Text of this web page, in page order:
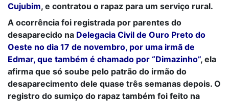
Cujubim, e contratou o rapaz para um serviço rural.
A ocorrência foi registrada por parentes do
desaparecido na Delegacia Civil de Ouro Preto do
Oeste no dia 17 de novembro, por uma irmã de
Edmar, que também é chamado por “Dimazinho”, ela
afirma que só soube pelo patrão do irmão do
desaparecimento dele quase três semanas depois. O
registro do sumiço do rapaz também foi feito na